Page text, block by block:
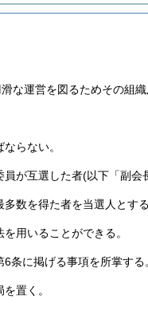
な運営を図るためその組
らない。
員が互選した者(以下「副会
数を得た者を当選人とする
用いることができる。
6条に掲げる事項を所掌する
置く。